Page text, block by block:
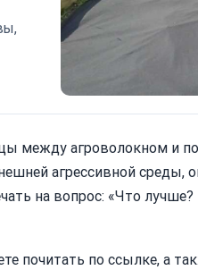
между агроволокном и
агрессивной
на вопрос: «Что
почитать по ссылке, а